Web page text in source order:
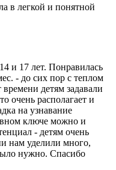
в легкой и понятной
и 17 лет. Понравилась
- до сих пор с теплом
детям задавали
очень располагает и
на узнавание
ключе можно и
- детям очень
нам уделили много,
нужно. Спасибо